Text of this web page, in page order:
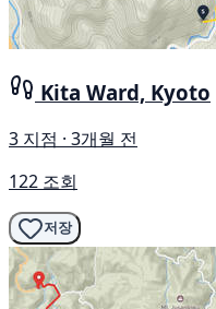
Kita Ward, Kyoto
3 지점 · 3개월 전
122 조회
저장